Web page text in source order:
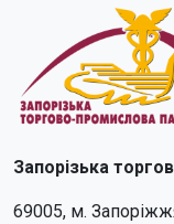
Запорізька
69005, м.